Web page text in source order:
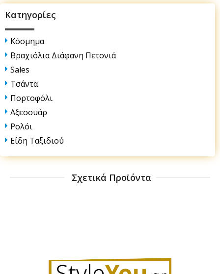
Κατηγορίες
Κόσμημα
Βραχιόλια Διάφανη Πετονιά
Sales
Τσάντα
Πορτοφόλι
Αξεσουάρ
Ρολόι
Είδη Ταξιδιού
Σχετικά Προϊόντα